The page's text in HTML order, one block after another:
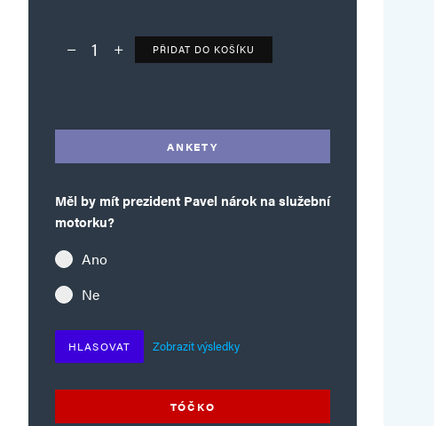
Deník TO – verze bez reklam množství
PŘIDAT DO KOŠÍKU
ANKETY
Měl by mít prezident Pavel nárok na služební
motorku?
Ano
Ne
HLASOVAT Zobrazit výsledky
TÓČKO